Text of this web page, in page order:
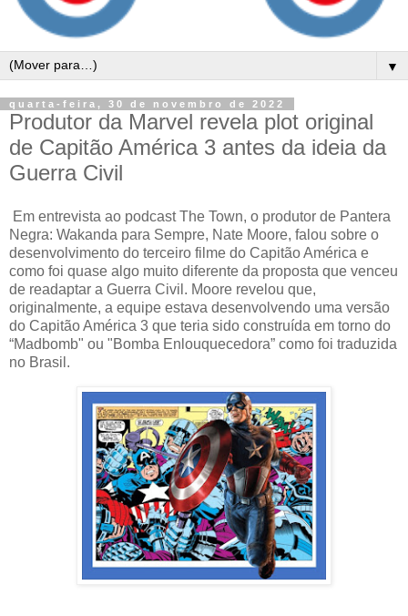
▼
quarta-feira, 30 de novembro de 2022
Produtor da Marvel revela plot original
de Capitão América 3 antes da ideia da
Guerra Civil
Em entrevista ao podcast The Town, o produtor de Pantera
Negra: Wakanda para Sempre, Nate Moore, falou sobre o
desenvolvimento do terceiro filme do Capitão América e
como foi quase algo muito diferente da proposta que venceu
de readaptar a Guerra Civil. Moore revelou que,
originalmente, a equipe estava desenvolvendo uma versão
do Capitão América 3 que teria sido construída em torno do
“Madbomb" ou "Bomba Enlouquecedora” como foi traduzida
no Brasil.